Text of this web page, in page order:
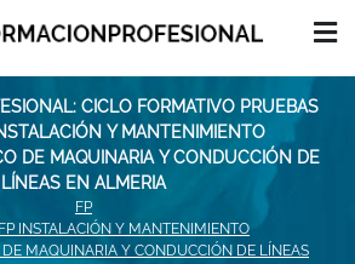
CICLO FORMATIVO PRUEBAS
Y MANTENIMIENTO
DE MAQUINARIA Y CONDUCCIÓN DE
LÍNEAS EN ALMERIA
FP
INSTALACIÓN Y MANTENIMIENTO
MAQUINARIA Y CONDUCCIÓN DE LÍNEAS